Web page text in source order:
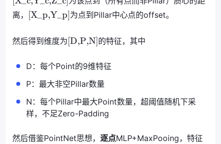
离， [X_p,Y_p]为点到Pillar中心点的offset。
然后得到维度为[D,P,N]的特征，其中
D：每个Point的9维特征
P：最大非空Pillar数量
N：每个Pillar中最大Point数量，超阈值随机下采
样，不足Zero-Padding
然后借鉴PointNet思想， 逐点MLP+MaxPooing，特征